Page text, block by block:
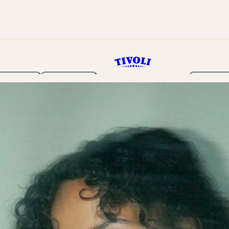
Haven Program Billetter